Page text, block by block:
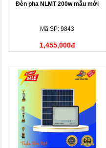
Đèn pha NLMT 200w mẫu mới
Mã SP: 9843
1,455,000đ